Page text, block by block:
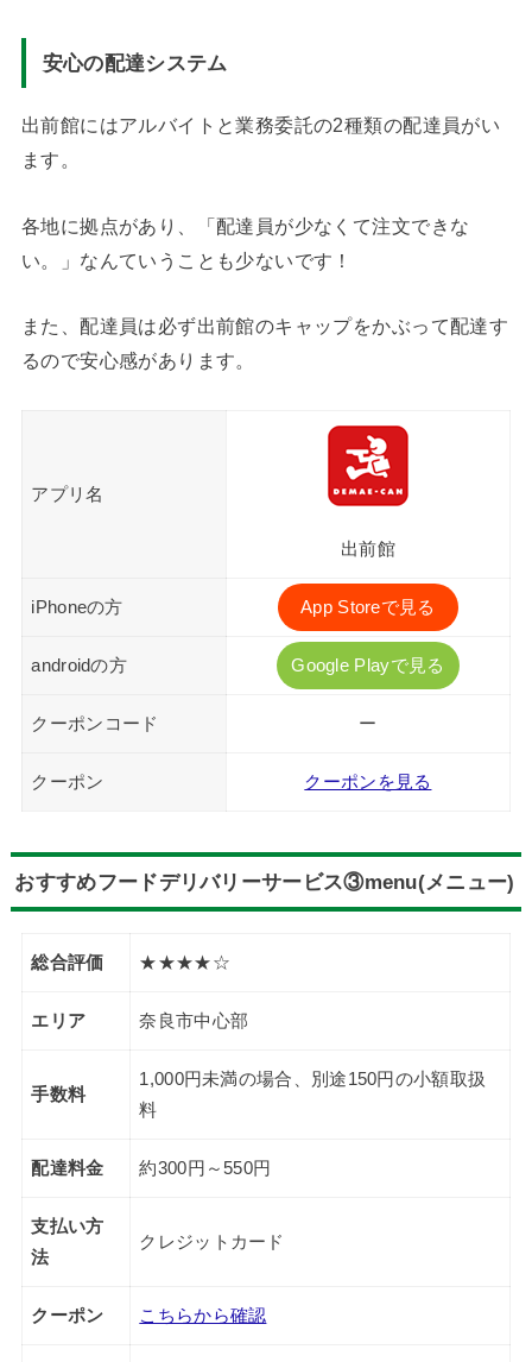
安心の配達システム
出前館にはアルバイトと業務委託の2種類の配達員がい
ます。
各地に拠点があり、「配達員が少なくて注文できな
い。」なんていうことも少ないです！
また、配達員は必ず出前館のキャップをかぶって配達す
るので安心感があります。
アプリ名
出前館
iPhoneの方 App Storeで見る
androidの方 Google Playで見る
クーポンコード ー
クーポン クーポンを見る
おすすめフードデリバリーサービス③menu(メニュー)
総合評価 ★★★★☆
エリア 奈良市中心部
手数料
1,000円未満の場合、別途150円の小額取扱
料
配達料金 約300円～550円
支払い方
法
クレジットカード
クーポン こちらから確認